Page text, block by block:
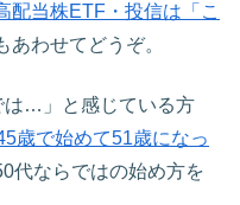
配当株ETF・投信は「こ
あわせてどうぞ。
は…」と感じている方
歳で始めて51歳になっ
代ならではの始め方を